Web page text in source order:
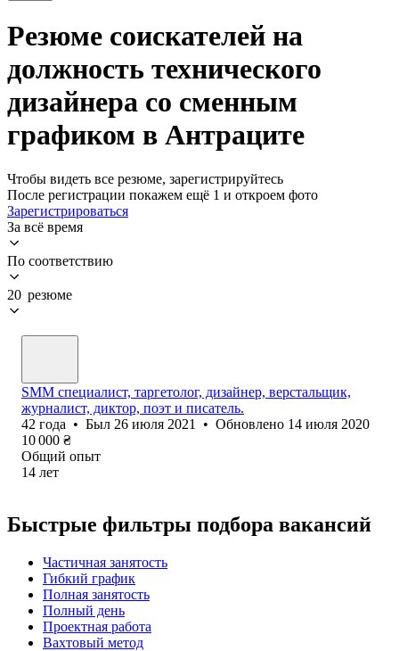
Резюме соискателей на
должность технического
дизайнера со сменным
графиком в Антраците
Чтобы видеть все резюме, зарегистрируйтесь
После регистрации покажем ещё 1 и откроем фото
Зарегистрироваться
За всё время
По соответствию
20 резюме
SMM специалист, таргетолог, дизайнер, верстальщик,
журналист, диктор, поэт и писатель.
42 года • Был 26 июля 2021 • Обновлено 14 июля 2020
10 000 ₴
Общий опыт
14 лет
Быстрые фильтры подбора вакансий
Частичная занятость
Гибкий график
Полная занятость
Полный день
Проектная работа
Вахтовый метод